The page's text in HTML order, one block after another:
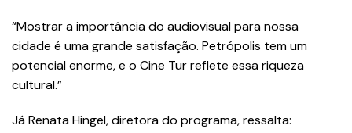
“Mostrar a importância do audiovisual para nossa
cidade é uma grande satisfação. Petrópolis tem um
potencial enorme, e o Cine Tur reflete essa riqueza
cultural.”
Já Renata Hingel, diretora do programa, ressalta: